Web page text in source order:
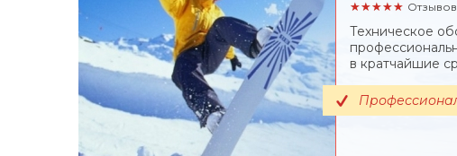
★★★★★
Техническое
в кратчайшие